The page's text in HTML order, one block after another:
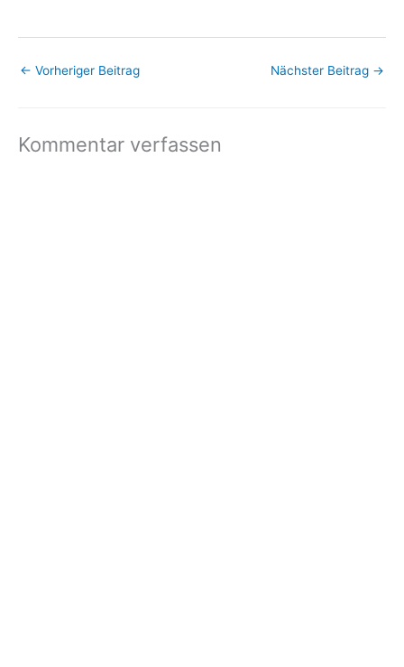
ging. Jeder Wohnung
regiert Plachutta mit
← Vorheriger Beitrag Nächster Beitrag →
Kommentar verfassen